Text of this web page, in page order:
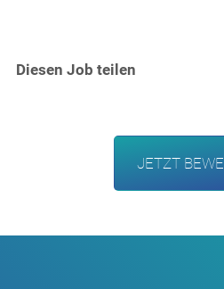
Diesen Job teilen
JETZT